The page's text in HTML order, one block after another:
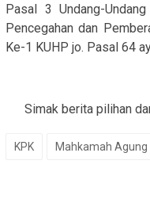
Pasal 3 Undang-
Pencegahan dan
Ke-1 KUHP jo. Pasal 64
Simak berita pilihan
KPK Mahkamah Agung